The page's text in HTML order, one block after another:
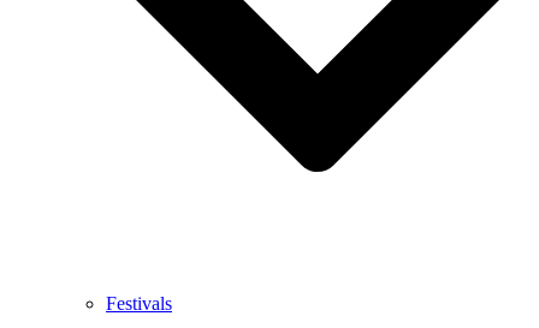
Festivals